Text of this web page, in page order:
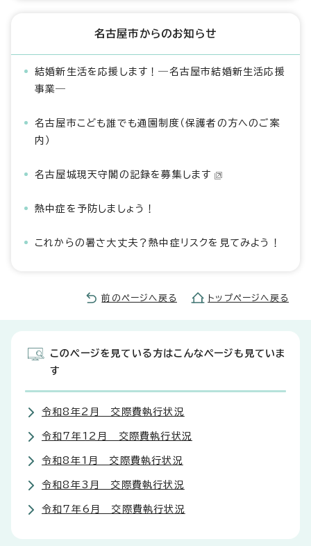
名古屋市からのお知らせ
結婚新生活を応援します！―名古屋市結婚新生活応援
事業―
名古屋市こども誰でも通園制度（保護者の方へのご案
内）
名古屋城現天守閣の記録を募集します
熱中症を予防しましょう！
これからの暑さ大丈夫？熱中症リスクを見てみよう！
前のページへ戻る トップページへ戻る
このページを見ている方はこんなページも見ていま
す
令和8年2月 交際費執行状況
令和7年12月 交際費執行状況
令和8年1月 交際費執行状況
令和8年3月 交際費執行状況
令和7年6月 交際費執行状況